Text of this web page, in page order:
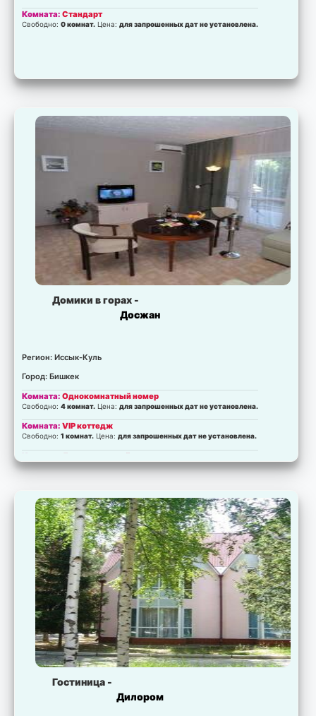
Комната:Стандарт
Свободно:0 комнат. Цена:для запрошенных дат не установлена.
Домики в горах -
Досжан
Регион: Иссык-Куль
Город: Бишкек
Комната:Однокомнатный номер
Свободно:4 комнат. Цена:для запрошенных дат не установлена.
Комната:VIP коттедж
Свободно:1 комнат. Цена:для запрошенных дат не установлена.
Комната: Двухкомнатный номер
Гостиница -
Дилором